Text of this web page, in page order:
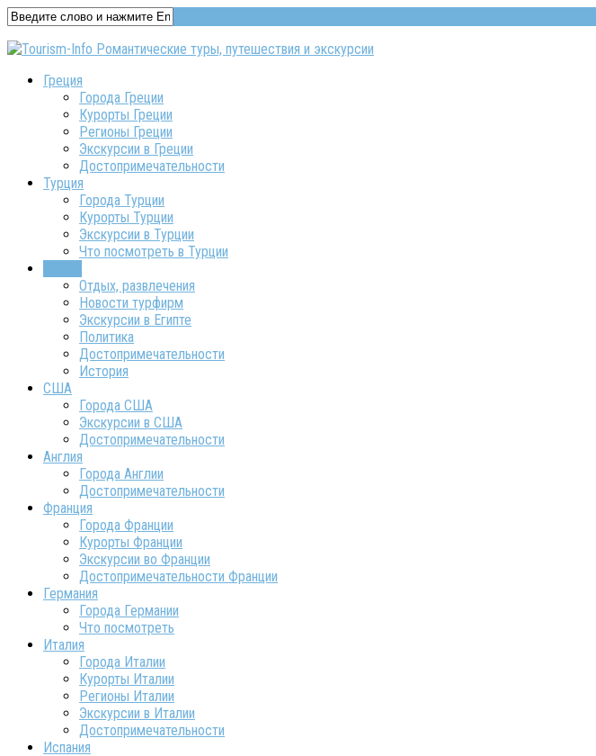
Греция
Города Греции
Курорты Греции
Регионы Греции
Экскурсии в Греции
Достопримечательности
Турция
Города Турции
Курорты Турции
Экскурсии в Турции
Что посмотреть в Турции
Отдых, развлечения
Новости турфирм
Экскурсии в Египте
Политика
Достопримечательности
История
США
Города США
Экскурсии в США
Достопримечательности
Англия
Города Англии
Достопримечательности
Франция
Города Франции
Курорты Франции
Экскурсии во Франции
Достопримечательности Франции
Германия
Города Германии
Что посмотреть
Италия
Города Италии
Курорты Италии
Регионы Италии
Экскурсии в Италии
Достопримечательности
Испания